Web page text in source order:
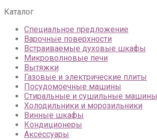
Каталог
Специальное предложение
Варочные поверхности
Встраиваемые духовые шкафы
Микроволновые печи
Вытяжки
Газовые и электрические плиты
Посудомоечные машины
Стиральные и сушильные машины
Холодильники и морозильники
Винные шкафы
Кондиционеры
Аксессуары